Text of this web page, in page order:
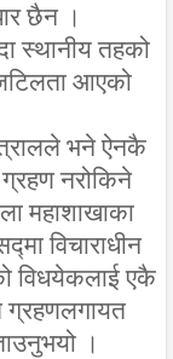
छैन ।
स्थानीय तहको
जटिलता आएको
भने ऐनकै
ग्रहण नरोकिने
महाशाखाका
विचाराधीन
विधयेकलाई एकै
ग्रहणलगायत
।